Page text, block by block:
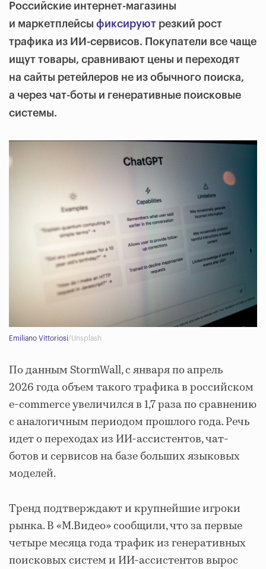
Российские интернет-магазины
и маркетплейсы фиксируют резкий рост
трафика из ИИ-сервисов. Покупатели все чаще
ищут товары, сравнивают цены и переходят
на сайты ретейлеров не из обычного поиска,
а через чат-боты и генеративные поисковые
системы.
Emiliano Vittoriosi/Unsplash
По данным StormWall, с января по апрель
2026 года объем такого трафика в российском
e-commerce увеличился в 1,7 раза по сравнению
с аналогичным периодом прошлого года. Речь
идет о переходах из ИИ-ассистентов, чат-
ботов и сервисов на базе больших языковых
моделей.
Тренд подтверждают и крупнейшие игроки
рынка. В «М.Видео» сообщили, что за первые
четыре месяца года трафик из генеративных
поисковых систем и ИИ-ассистентов вырос